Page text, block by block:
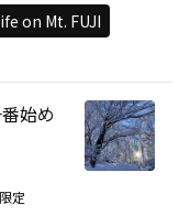
on Mt. FUJI
始め
定